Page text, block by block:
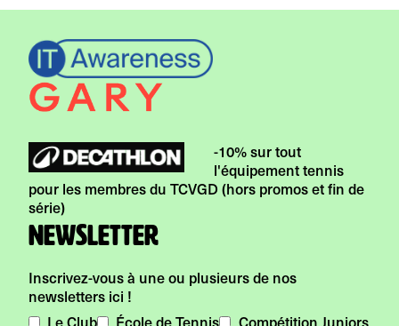
-10% sur tout
l'équipement tennis
pour les membres du TCVGD (hors promos et fin de
série)
Newsletter
Inscrivez-vous à une ou plusieurs de nos
newsletters ici !
Le Club
École de Tennis Compétition Juniors